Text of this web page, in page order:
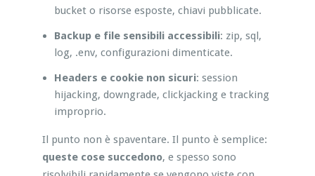
bucket o risorse esposte, chiavi pubblicate.
Backup e file sensibili accessibili: zip, sql,
log, .env, configurazioni dimenticate.
Headers e cookie non sicuri: session
hijacking, downgrade, clickjacking e tracking
improprio.
Il punto non è spaventare. Il punto è semplice:
queste cose succedono, e spesso sono